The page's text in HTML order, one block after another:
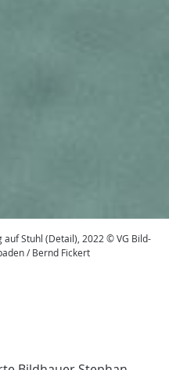
auf Stuhl (Detail), 2022 © VG Bild-
/ Bernd Fickert